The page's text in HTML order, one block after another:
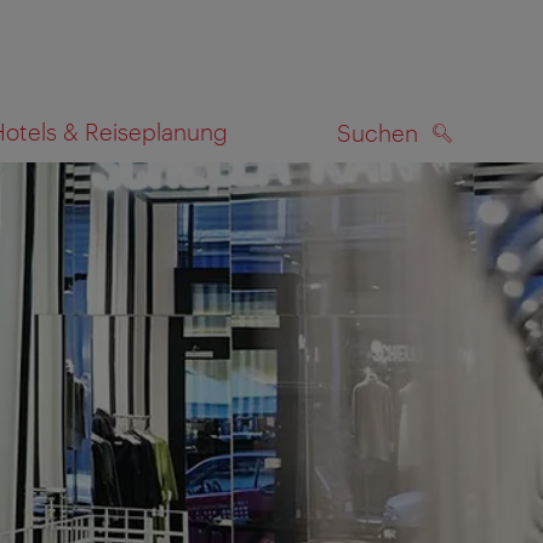
& Reiseplanung Suchen
SUCHEN